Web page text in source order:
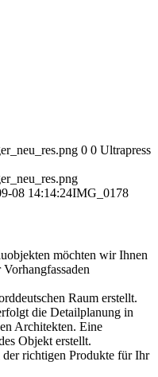
0 0 Ultrapress
08 14:14:24IMG_0178
möchten wir Ihnen
Raum erstellt.
die Detailplanung in
Architekten. Eine
Objekt erstellt.
richtigen Produkte für Ihr